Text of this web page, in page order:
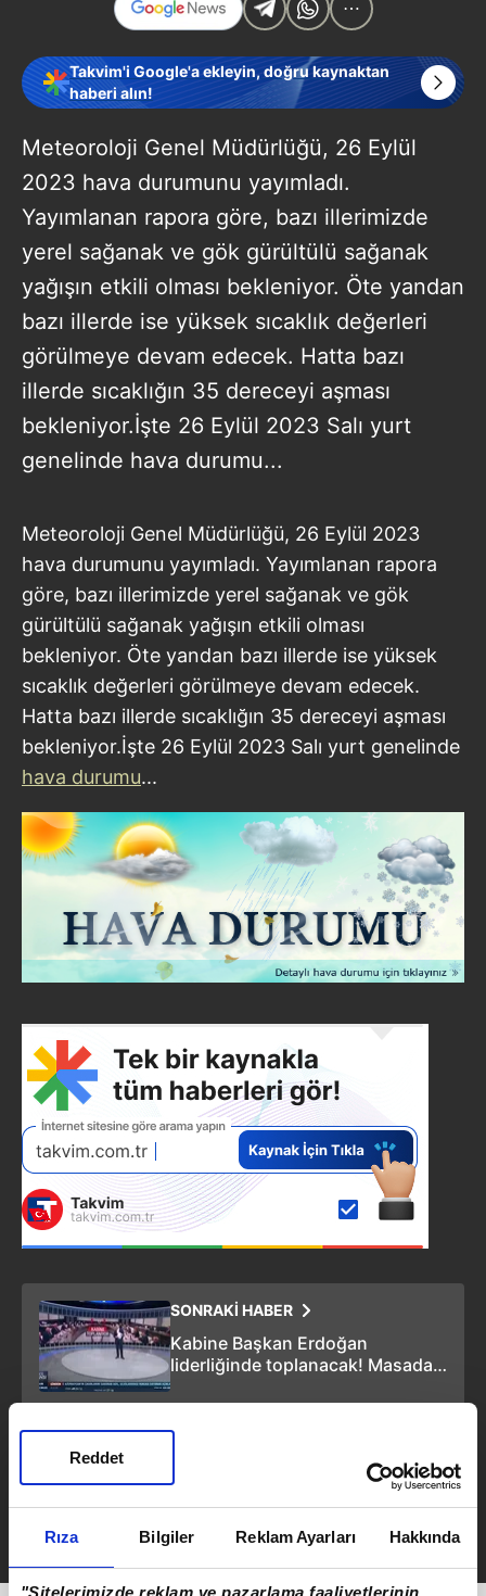
Rıza Bilgiler Reklam Ayarları Hakkında
Reddet
Takvim'i Google'a ekleyin, doğru kaynaktan
haberi alın!
Meteoroloji Genel Müdürlüğü, 26 Eylül
2023 hava durumunu yayımladı.
Yayımlanan rapora göre, bazı illerimizde
yerel sağanak ve gök gürültülü sağanak
yağışın etkili olması bekleniyor. Öte yandan
bazı illerde ise yüksek sıcaklık değerleri
görülmeye devam edecek. Hatta bazı
illerde sıcaklığın 35 dereceyi aşması
bekleniyor.İşte 26 Eylül 2023 Salı yurt
genelinde hava durumu...
Meteoroloji Genel Müdürlüğü, 26 Eylül 2023
hava durumunu yayımladı. Yayımlanan rapora
göre, bazı illerimizde yerel sağanak ve gök
gürültülü sağanak yağışın etkili olması
bekleniyor. Öte yandan bazı illerde ise yüksek
sıcaklık değerleri görülmeye devam edecek.
Hatta bazı illerde sıcaklığın 35 dereceyi aşması
bekleniyor.İşte 26 Eylül 2023 Salı yurt genelinde
hava durumu...
SONRAKİ HABER
Kabine Başkan Erdoğan
liderliğinde toplanacak! Masada
Düşük maaşa yüksek zam:
Emekliler dikkat! İyileştirmede
yeni ipucu geldi